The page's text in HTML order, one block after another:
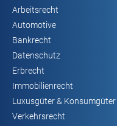
Arbeitsrecht
Automotive
Bankrecht
Datenschutz
Erbrecht
Immobilienrecht
Luxusgüter & Konsumgüter
Verkehrsrecht